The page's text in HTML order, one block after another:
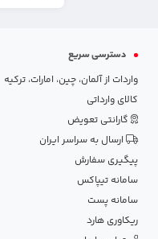
دسترسی سریع
واردات از آلمان، چین، امارات، ترکیه
کالای وارداتی
گارانتی تعویض
ارسال به سراسر ایران
پیگیری سفارش
سامانه تیپاکس
سامانه پست
ریکاوری هارد